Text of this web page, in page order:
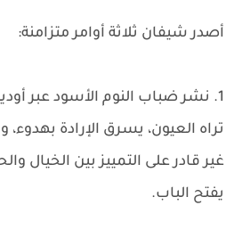
أصدر شيفان ثلاثة أوامر متزامنة:
1. نشر ضباب النوم الأسود عبر
تراه العيون، يسرق الإرادة
غير قادر على التمييز بين الخيال
يفتح الباب.